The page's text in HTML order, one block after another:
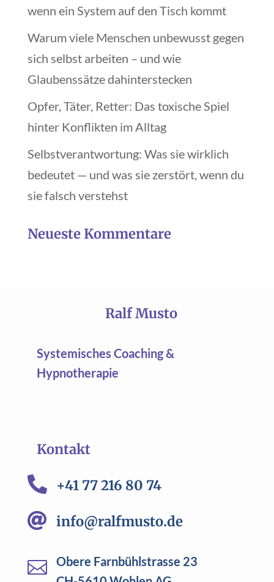
wenn ein System auf den Tisch kommt
Warum viele Menschen unbewusst gegen
sich selbst arbeiten – und wie
Glaubenssätze dahinterstecken
Opfer, Täter, Retter: Das toxische Spiel
hinter Konflikten im Alltag
Selbstverantwortung: Was sie wirklich
bedeutet — und was sie zerstört, wenn du
sie falsch verstehst
Neueste Kommentare
Ralf Musto
Systemisches Coaching &
Hypnotherapie
Kontakt
 +41 77 216 80 74
 info@ralfmusto.de

Obere Farnbühlstrasse 23